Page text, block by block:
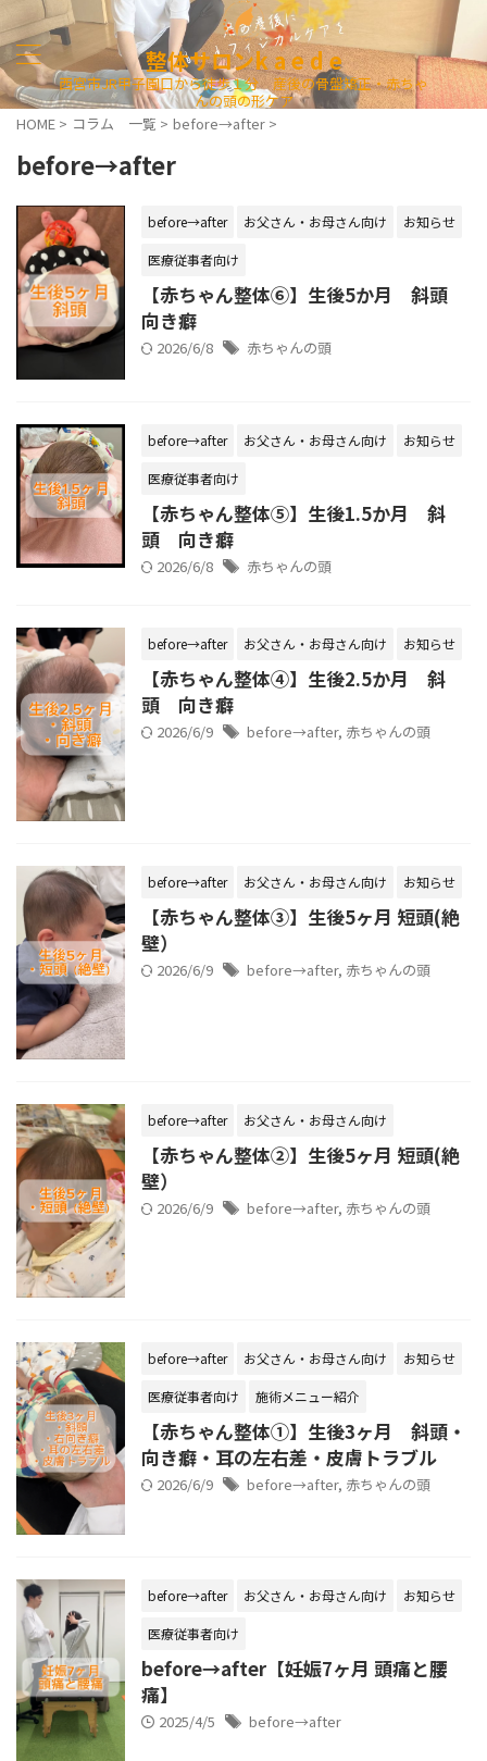
整体サロンk a e d e
西宮市JR甲子園口から徒歩１分 産後の骨盤矯正・赤ちゃ
んの頭の形ケア
HOME > コラム 一覧 > before→after >
before→after
before→after お父さん・お母さん向け お知らせ
医療従事者向け
【赤ちゃん整体⑥】生後5か月 斜頭
向き癖
2026/6/8 赤ちゃんの頭
before→after お父さん・お母さん向け お知らせ
医療従事者向け
【赤ちゃん整体⑤】生後1.5か月 斜
頭 向き癖
2026/6/8 赤ちゃんの頭
before→after お父さん・お母さん向け お知らせ
【赤ちゃん整体④】生後2.5か月 斜
頭 向き癖
2026/6/9 before→after, 赤ちゃんの頭
before→after お父さん・お母さん向け お知らせ
【赤ちゃん整体③】生後5ヶ月 短頭(絶
壁）
2026/6/9 before→after, 赤ちゃんの頭
before→after お父さん・お母さん向け
【赤ちゃん整体②】生後5ヶ月 短頭(絶
壁）
2026/6/9 before→after, 赤ちゃんの頭
before→after お父さん・お母さん向け お知らせ
医療従事者向け 施術メニュー紹介
【赤ちゃん整体➀】生後3ヶ月 斜頭・
向き癖・耳の左右差・皮膚トラブル
2026/6/9 before→after, 赤ちゃんの頭
before→after お父さん・お母さん向け お知らせ
医療従事者向け
before→after【妊娠7ヶ月 頭痛と腰
痛】
2025/4/5 before→after